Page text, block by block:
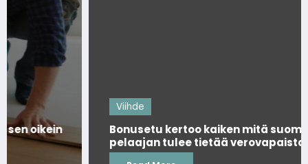
Viihde
Bonusetu kertoo kaiken mitä suomalaisen
pelaajan tulee tietää verovapaista
nettikasinoista ja kasinoiden verotuksesta